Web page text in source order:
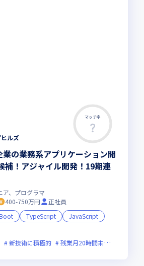
マッチ率
ルズ
の業務系アプリケーション開
補！アジャイル開発！19期連
ア、プログラマ
400-750万円
正社員
TypeScript
JavaScript
新技術に積極的 残業月20時間未満